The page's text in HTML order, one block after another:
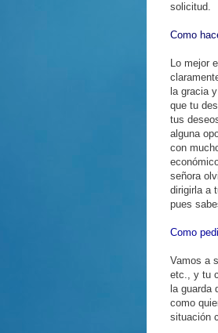
solicitud.
Como
Lo mejor
la gracia
que tu
tus
alguna
con
señora
dirigirla a
pues
Como
Vamos a
etc., y tu
la guarda
como
situación